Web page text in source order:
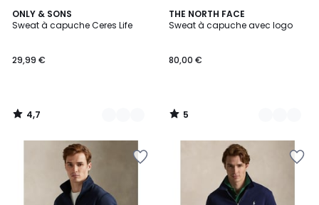
ONLY & SONS
Sweat à capuche Ceres Life
29,99 €
4,7
/ 5
9
Couleurs
4,7
/
THE NORTH FACE
Sweat à capuche avec logo
80,00 €
5
/
3
Couleurs
5
/